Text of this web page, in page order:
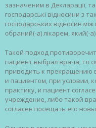
зазначеним в Декларації,
господарські відносини з
господарських відносин
обраний(-а) лікарем, який(-
Такой подход
пациент выбрал врача, то
приводить к прекращению
и пациентом, при условии,
практику, и пациент
учреждение, либо такой
согласен посещать его